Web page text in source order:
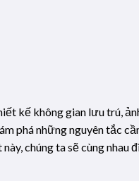
kế không gian lưu trú,
phá những nguyên tắc
chúng ta sẽ cùng nhau